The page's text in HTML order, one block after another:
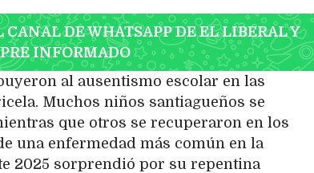
DE WHATSAPP DE EL LIBERAL Y
INFORMADO
al ausentismo escolar en las
Muchos niños santiagueños se
que otros se recuperaron en los
una enfermedad más común en la
2025 sorprendió por su repentina